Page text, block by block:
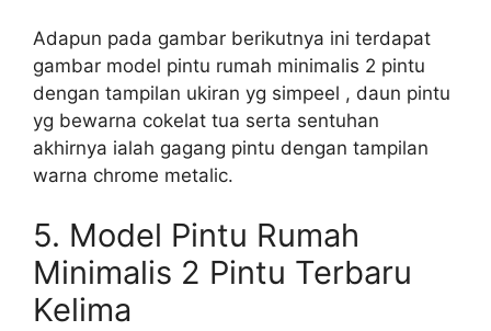
Adapun pada gambar berikutnya ini terdapat
gambar model pintu rumah minimalis 2 pintu
dengan tampilan ukiran yg simpeel , daun pintu
yg bewarna cokelat tua serta sentuhan
akhirnya ialah gagang pintu dengan tampilan
warna chrome metalic.
5. Model Pintu Rumah
Minimalis 2 Pintu Terbaru
Kelima